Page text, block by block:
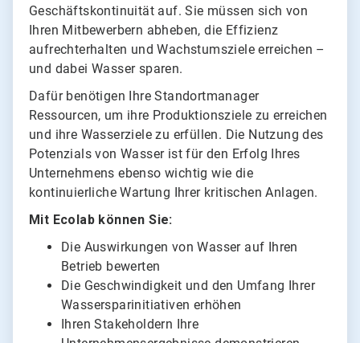
Geschäftskontinuität auf. Sie müssen sich von
Ihren Mitbewerbern abheben, die Effizienz
aufrechterhalten und Wachstumsziele erreichen –
und dabei Wasser sparen.
Dafür benötigen Ihre Standortmanager
Ressourcen, um ihre Produktionsziele zu erreichen
und ihre Wasserziele zu erfüllen. Die Nutzung des
Potenzials von Wasser ist für den Erfolg Ihres
Unternehmens ebenso wichtig wie die
kontinuierliche Wartung Ihrer kritischen Anlagen.
Mit Ecolab können Sie:
Die Auswirkungen von Wasser auf Ihren
Betrieb bewerten
Die Geschwindigkeit und den Umfang Ihrer
Wassersparinitiativen erhöhen
Ihren Stakeholdern Ihre